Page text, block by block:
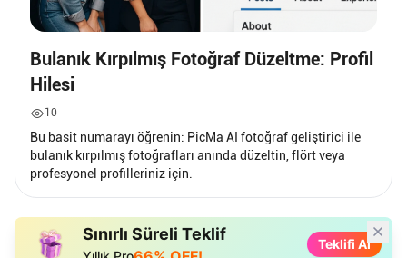
Bulanık Kırpılmış Fotoğraf Düzeltme: Profil
Hilesi
10
Bu basit numarayı öğrenin: PicMa AI fotoğraf geliştirici ile
bulanık kırpılmış fotoğrafları anında düzeltin, flört veya
profesyonel profilleriniz için.
Sınırlı Süreli Teklif Teklifi Al